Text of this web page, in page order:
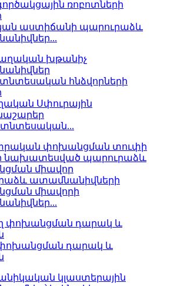
աստիճանի պարուրաձև
Սփուրային
ատամնանիվների
միավորի
փոխանցման դարակ և